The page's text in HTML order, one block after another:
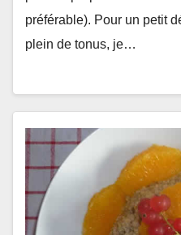
préférable). Pour un petit
plein de tonus, je…